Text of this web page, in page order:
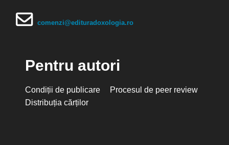
comenzi@edituradoxologia.ro
Pentru autori
Condiții de publicare
Procesul de peer review
Distribuția cărților